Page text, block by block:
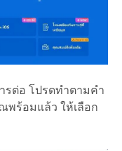
ต่อ โปรดทำตามคำ
พร้อมแล้ว ให้เลือก